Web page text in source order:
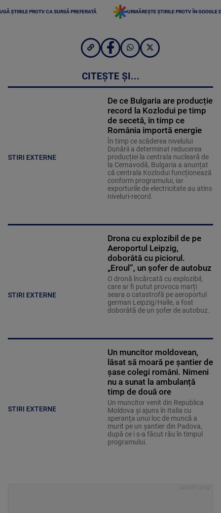
ȘTIRILE PROTV CA SURSĂ PREFERATĂ URMĂREȘTE ȘTIRILE PROTV ÎN GOOGLE
CITEȘTE ȘI...
STIRI EXTERNE
De ce Bulgaria are producție
record la Kozlodui pe timp
de secetă, în timp ce
România importă energie
În timp ce scăderea nivelului
Dunării a determinat reducerea
producției la centrala nucleară de
la Cernavodă, Bulgaria a anunțat
că centrala Kozlodui funcționează
conform programului, iar
exporturile de electricitate au atins
niveluri-record.
STIRI EXTERNE
Drona cu explozibil de pe
Aeroportul Leipzig,
doborâtă cu piciorul.
„Eroul”, un șofer de autobuz
O dronă încărcată cu explozibil,
care ar fi putut provoca marți
seara o catastrofă pe aeroportul
german Leipzig/Halle, a fost
doborâtă de un șofer de autobuz.
STIRI EXTERNE
Un muncitor moldovean,
lăsat să moară pe șantier de
șase colegi români. Nimeni
nu a sunat la ambulanță
timp de două ore
Un muncitor venit din Republica
Moldova și ajuns în Italia cu
speranța unui loc de muncă a
murit pe un șantier din Padova,
după ce i s-a făcut rău în timpul
programului.